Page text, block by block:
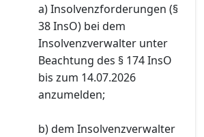
a) Insolvenzforderungen (§
38 InsO) bei dem
Insolvenzverwalter unter
Beachtung des § 174 InsO
bis zum 14.07.2026
anzumelden;
b) dem Insolvenzverwalter